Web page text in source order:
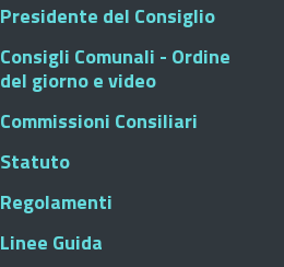
Presidente del Consiglio
Consigli Comunali - Ordine
del giorno e video
Commissioni Consiliari
Statuto
Regolamenti
Linee Guida